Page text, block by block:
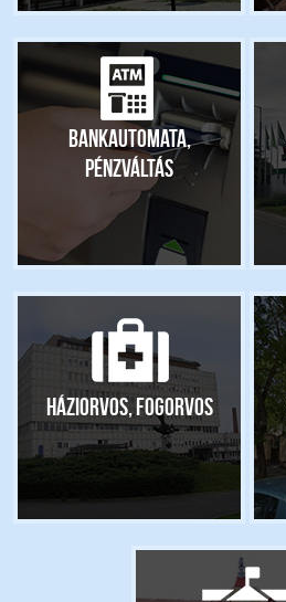
Bankautomata,
pénzváltás
Háziorvos, fogorvos